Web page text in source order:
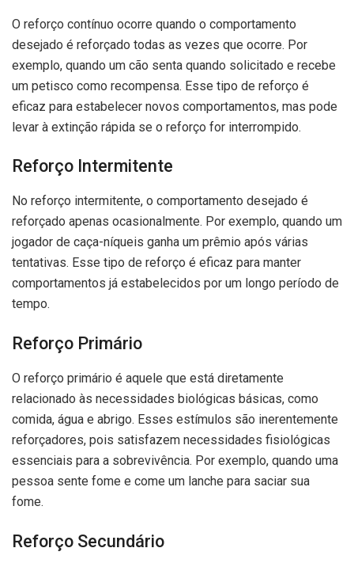
O reforço contínuo ocorre quando o comportamento
desejado é reforçado todas as vezes que ocorre. Por
exemplo, quando um cão senta quando solicitado e recebe
um petisco como recompensa. Esse tipo de reforço é
eficaz para estabelecer novos comportamentos, mas pode
levar à extinção rápida se o reforço for interrompido.
Reforço Intermitente
No reforço intermitente, o comportamento desejado é
reforçado apenas ocasionalmente. Por exemplo, quando um
jogador de caça-níqueis ganha um prêmio após várias
tentativas. Esse tipo de reforço é eficaz para manter
comportamentos já estabelecidos por um longo período de
tempo.
Reforço Primário
O reforço primário é aquele que está diretamente
relacionado às necessidades biológicas básicas, como
comida, água e abrigo. Esses estímulos são inerentemente
reforçadores, pois satisfazem necessidades fisiológicas
essenciais para a sobrevivência. Por exemplo, quando uma
pessoa sente fome e come um lanche para saciar sua
fome.
Reforço Secundário